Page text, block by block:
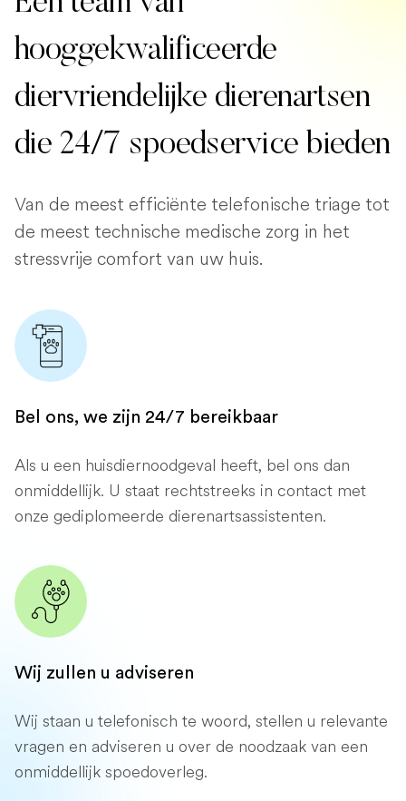
hooggekwalificeerde
diervriendelijke dierenartsen
die 24/7 spoedservice bieden
Van de meest efficiënte telefonische triage tot
de meest technische medische zorg in het
stressvrije comfort van uw huis.
Bel ons, we zijn 24/7 bereikbaar
Als u een huisdiernoodgeval heeft, bel ons dan
onmiddellijk. U staat rechtstreeks in contact met
onze gediplomeerde dierenartsassistenten.
Wij zullen u adviseren
Wij staan ​​u telefonisch te woord, stellen u relevante
vragen en adviseren u over de noodzaak van een
onmiddellijk spoedoverleg.